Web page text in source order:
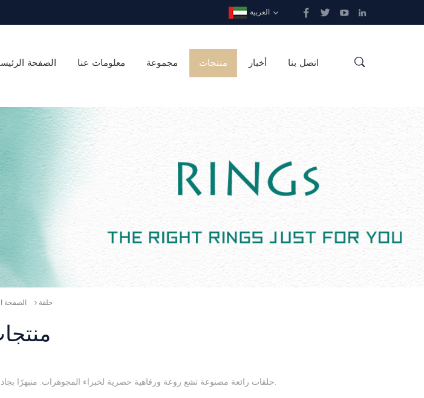
العربية
الصفحة معلومات عنا مجموعة منتجات أخبار اتصل بنا
الصفحة حلقة